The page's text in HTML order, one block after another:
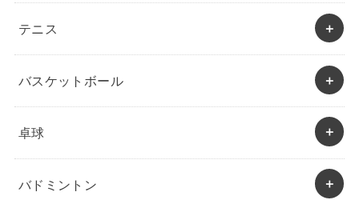
テニス
バスケットボール
卓球
バドミントン